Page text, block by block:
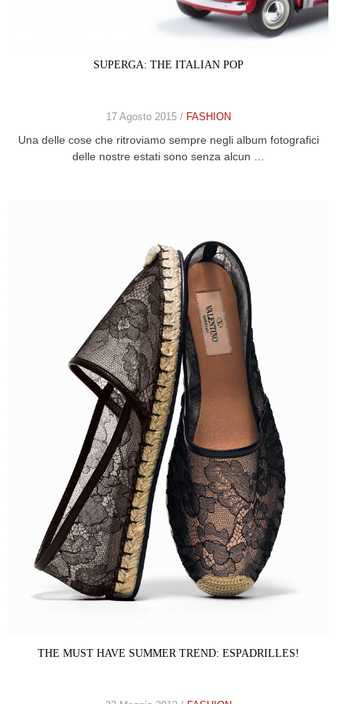
SUPERGA: THE ITALIAN POP
17 Agosto 2015 / FASHION
Una delle cose che ritroviamo sempre negli album fotografici
delle nostre estati sono senza alcun …
THE MUST HAVE SUMMER TREND: ESPADRILLES!